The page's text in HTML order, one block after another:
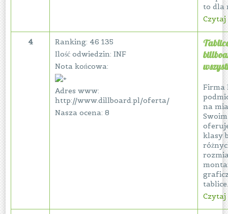
to dla
Czytaj
4
Ranking: 46 135
Ilość odwiedzin: INF
Nota końcowa:
Adres www:
http://www.dillboard.pl/oferta/
Nasza ocena: 8
Firma
na
klasy
Czytaj